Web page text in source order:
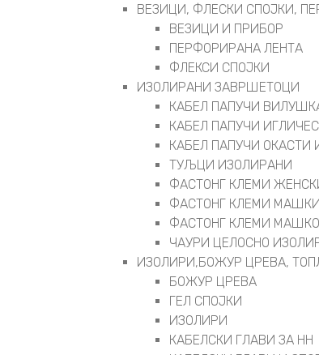
ВЕЗИЦИ, ФЛЕСКИ СПОЈКИ,
ВЕЗИЦИ И ПРИБОР
ПЕРФОРИРАНА ЛЕНТА
ФЛЕКСИ СПОЈКИ
ИЗОЛИРАНИ ЗАВРШЕТОЦИ
КАБЕЛ ПАПУЧИ
КАБЕЛ ПАПУЧИ
КАБЕЛ ПАПУЧИ ОКАСТИ
ТУЉЦИ ИЗОЛИРАНИ
ФАСТОНГ КЛЕМИ
ФАСТОНГ КЛЕМИ
ФАСТОНГ КЛЕМИ
ЧАУРИ ЦЕЛОСНО
ИЗОЛИРИ,БОЖУР ЦРЕВА,
БОЖУР ЦРЕВА
ГЕЛ СПОЈКИ
ИЗОЛИРИ
КАБЕЛСКИ ГЛАВИ ЗА НН